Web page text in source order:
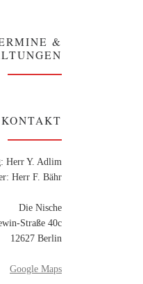
&
KONTAKT
Herr Y. Adlim
Herr F. Bähr
Die Nische
Straße 40c
12627 Berlin
Google Maps